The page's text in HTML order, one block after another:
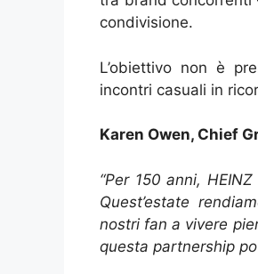
condivisione.
L’obiettivo non è
incontri casuali in
Karen Owen, Chief
“Per 150 anni,
Quest’estate
nostri fan a vivere
questa partnership